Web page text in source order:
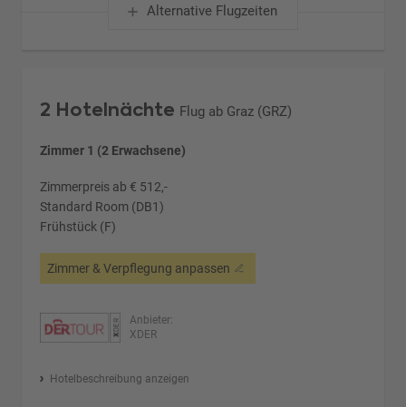
Alternative Flugzeiten
2 Hotelnächte Flug ab Graz (GRZ)
Zimmer 1 (2 Erwachsene)
Zimmerpreis ab € 512,-
Standard Room (DB1)
Frühstück (F)
Zimmer & Verpflegung anpassen
Anbieter:
XDER
Hotelbeschreibung anzeigen